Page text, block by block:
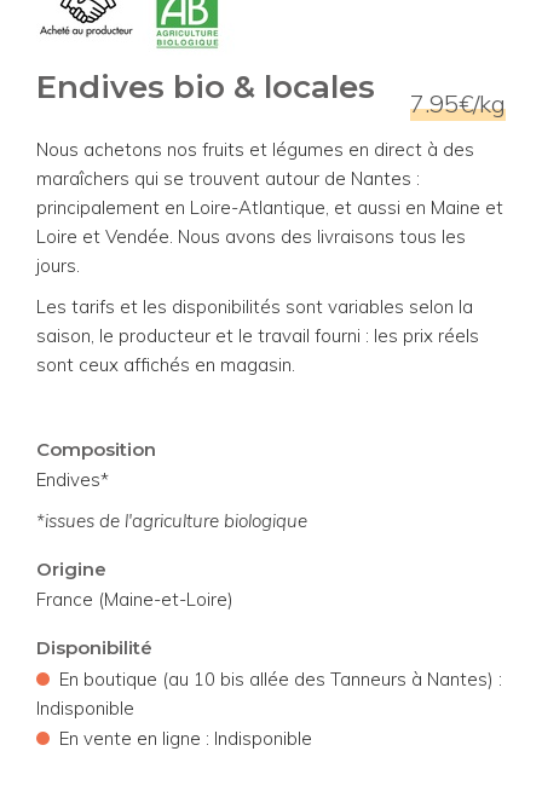
7.95€/kg
Endives bio & locales
Nous achetons nos fruits et légumes en direct à des
maraîchers qui se trouvent autour de Nantes :
principalement en Loire-Atlantique, et aussi en Maine et
Loire et Vendée. Nous avons des livraisons tous les
jours.
Les tarifs et les disponibilités sont variables selon la
saison, le producteur et le travail fourni : les prix réels
sont ceux affichés en magasin.
Composition
Endives*
*issues de l'agriculture biologique
Origine
France (Maine-et-Loire)
Disponibilité
• En boutique (au 10 bis allée des Tanneurs à Nantes) :
Indisponible
• En vente en ligne : Indisponible